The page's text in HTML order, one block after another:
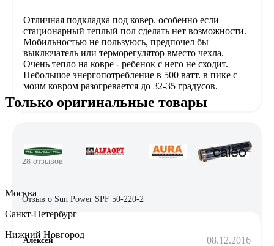
Отличная подкладка под ковер. особенно если
стационарный теплый пол сделать нет возможности.
Мобильностью не пользуюсь, предпочел бы
выключатель или терморегулятор вместо чехла.
Очень тепло на ковре - ребенок с него не сходит.
Небольшое энергопотребление в 500 ватт. в пике с
моим ковром разогревается до 32-35 градусов.
28 отзывов
Отзыв о Sun Power SPF 50-220-2
Алексей 08.12.2016
Только оригинальные товары
Москва
Санкт-Петербург
Нижний Новгород